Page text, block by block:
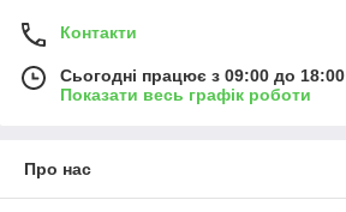
Контакти
Сьогодні працює з 09:00 до 18:00
Показати весь графік роботи
Про нас